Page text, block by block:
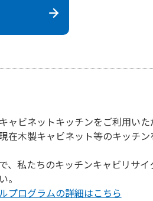
ャビネットキッチンをご利用いた
在木製キャビネット等のキッチン
、私たちのキッチンキャビリサイ
。
プログラムの詳細はこちら